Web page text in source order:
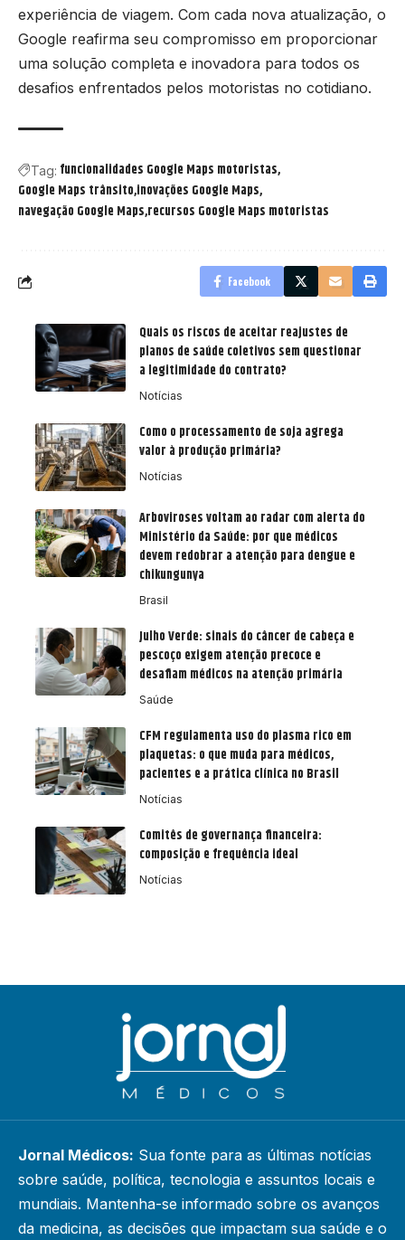
experiência de viagem. Com cada nova atualização, o
Google reafirma seu compromisso em proporcionar
uma solução completa e inovadora para todos os
desafios enfrentados pelos motoristas no cotidiano.
Tag: funcionalidades Google Maps motoristas
Google Maps trânsito inovações Google Maps
navegação Google Maps recursos Google Maps motoristas
Facebook
Quais os riscos de aceitar reajustes de
planos de saúde coletivos sem questionar
a legitimidade do contrato?
Notícias
Como o processamento de soja agrega
valor à produção primária?
Notícias
Arboviroses voltam ao radar com alerta do
Ministério da Saúde: por que médicos
devem redobrar a atenção para dengue e
chikungunya
Brasil
Julho Verde: sinais do câncer de cabeça e
pescoço exigem atenção precoce e
desafiam médicos na atenção primária
Saúde
CFM regulamenta uso do plasma rico em
plaquetas: o que muda para médicos,
pacientes e a prática clínica no Brasil
Notícias
Comitês de governança financeira:
composição e frequência ideal
Notícias
Jornal Médicos: Sua fonte para as últimas notícias
sobre saúde, política, tecnologia e assuntos locais e
mundiais. Mantenha-se informado sobre os avanços
da medicina, as decisões que impactam sua saúde e o